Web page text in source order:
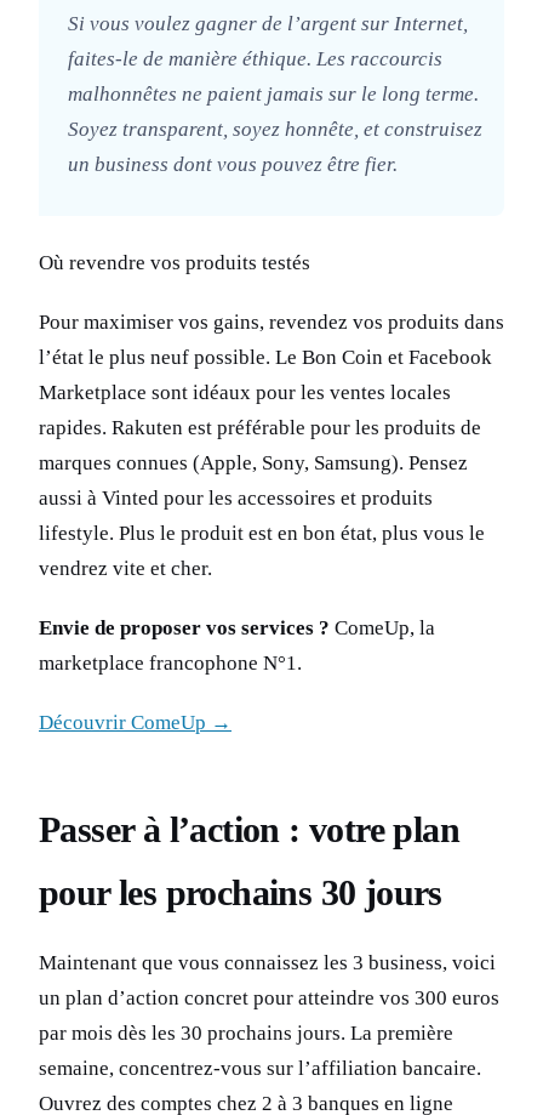
Si vous voulez gagner de l’argent sur Internet,
faites-le de manière éthique. Les raccourcis
malhonnêtes ne paient jamais sur le long terme.
Soyez transparent, soyez honnête, et construisez
un business dont vous pouvez être fier.
Où revendre vos produits testés
Pour maximiser vos gains, revendez vos produits dans
l’état le plus neuf possible. Le Bon Coin et Facebook
Marketplace sont idéaux pour les ventes locales
rapides. Rakuten est préférable pour les produits de
marques connues (Apple, Sony, Samsung). Pensez
aussi à Vinted pour les accessoires et produits
lifestyle. Plus le produit est en bon état, plus vous le
vendrez vite et cher.
Envie de proposer vos services ? ComeUp, la
marketplace francophone N°1.
Découvrir ComeUp →
Passer à l’action : votre plan
pour les prochains 30 jours
Maintenant que vous connaissez les 3 business, voici
un plan d’action concret pour atteindre vos 300 euros
par mois dès les 30 prochains jours. La première
semaine, concentrez-vous sur l’affiliation bancaire.
Ouvrez des comptes chez 2 à 3 banques en ligne